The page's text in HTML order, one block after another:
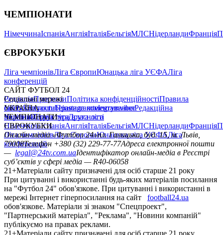
ЧЕМПІОНАТИ
НімеччинаІспаніяАнгліяІталіяБельгіяМЛСНідерландиФранція
ЄВРОКУБКИ
Ліга чемпіонівЛіга ЄвропиЮнацька ліга УЄФАЛіга
конференцій
САЙТ ФУТБОЛ 24
РедакціяПрогнозиПолітика конфіденційностіПравила
сайтуКонтактиПравила коментуванняРедакційна
політикаСтруктура власності
Соціальні мережі
facebookxyoutubeinstagramtelegramviber
УКРАЇНА
УкраїнаПерша лігаДруга ліга
ЧЕМПІОНАТИ
НімеччинаІспаніяАнгліяІталіяБельгіяМЛСНідерландиФранція
ЄВРОКУБКИ
Ліга чемпіонівЛіга ЄвропиЮнацька ліга УЄФАЛіга
конференцій
Онлайн-медіа «Футбол 24»пл. Галицька, буд. 15, м. Львів,
79008Телефон +380 (32) 229-77-77Адреса електронної пошти
— legal@24tv.com.uaІдентифікатор онлайн-медіа в Реєстрі
суб’єктів у сфері медіа — R40-06058
21+Матеріали сайту призначені для осіб старше 21 року
При цитуванні і використанні будь-яких матеріалів посилання
на "Футбол 24" обов'язкове. При цитуванні і використанні в
мережі Інтернет гіперпосилання на сайт
football24.ua
обов'язкове. Матеріали зі знаком "Спецпроект",
"Партнерський матеріал", "Реклама", "Новини компаній"
публікуємо на правах реклами.